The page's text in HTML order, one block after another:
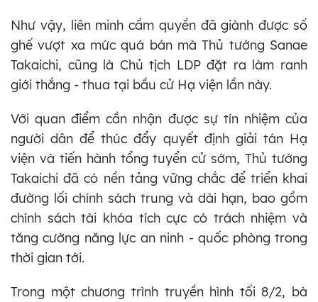
Như vậy, liên minh cầm quyền đã giành được số
ghế vượt xa mức quá bán mà Thủ tướng Sanae
Takaichi, cũng là Chủ tịch LDP đặt ra làm ranh
giới thắng - thua tại bầu cử Hạ viện lần này.
Với quan điểm cần nhận được sự tín nhiệm của
người dân để thúc đẩy quyết định giải tán Hạ
viện và tiến hành tổng tuyển cử sớm, Thủ tướng
Takaichi đã có nền tảng vững chắc để triển khai
đường lối chính sách trung và dài hạn, bao gồm
chính sách tài khóa tích cực có trách nhiệm và
tăng cường năng lực an ninh - quốc phòng trong
thời gian tới.
Trong một chương trình truyền hình tối 8/2, bà